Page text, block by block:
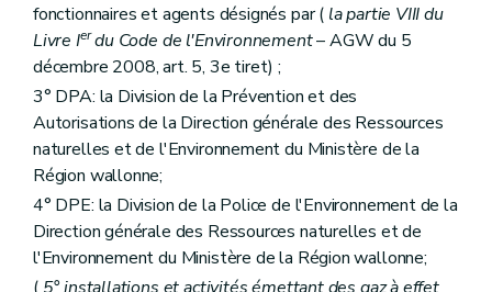
Art. 176
Sous-section 3 Déchets
Art. 177
Art. 178
Art. 179
Art. 180
Art. 181
Art. 182
Art. 183
Art. 184
Art. 185
Art. 186
Art. 187
fonctionnaires et agents désignés par ( la partie VIII du
Livre Ierdu Code de l'Environnement– AGW du 5
décembre 2008, art. 5, 3e tiret) ;
3° DPA: la Division de la Prévention et des
Autorisations de la Direction générale des Ressources
naturelles et de l'Environnement du Ministère de la
Région wallonne;
4° DPE: la Division de la Police de l'Environnement de la
Direction générale des Ressources naturelles et de
l'Environnement du Ministère de la Région wallonne;